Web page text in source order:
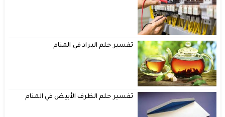
تفسير حلم البراد في المنام
تفسير حلم الظرف الأبيض في المنام